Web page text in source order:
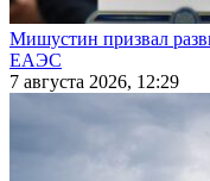
Мишустин призвал
ЕАЭС
7 августа 2026, 12:29